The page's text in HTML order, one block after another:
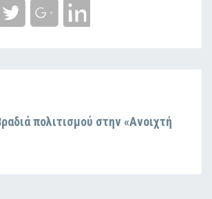
πολιτισμού στην «Ανοιχτή